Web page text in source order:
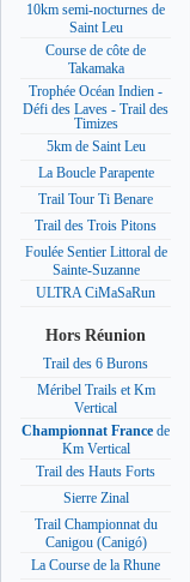
10km semi-nocturnes de
Saint Leu
Course de côte de
Takamaka
Trophée Océan Indien -
Défi des Laves - Trail des
Timizes
5km de Saint Leu
La Boucle Parapente
Trail Tour Ti Benare
Trail des Trois Pitons
Foulée Sentier Littoral de
Sainte-Suzanne
ULTRA CiMaSaRun
Hors Réunion
Trail des 6 Burons
Méribel Trails et Km
Vertical
Championnat France de
Km Vertical
Trail des Hauts Forts
Sierre Zinal
Trail Championnat du
Canigou (Canigó)
La Course de la Rhune